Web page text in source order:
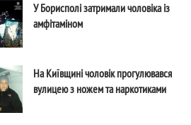
У Борисполі затримали чоловіка із
амфітаміном
На Київщині чоловік прогулювався
вулицею з ножем та наркотиками